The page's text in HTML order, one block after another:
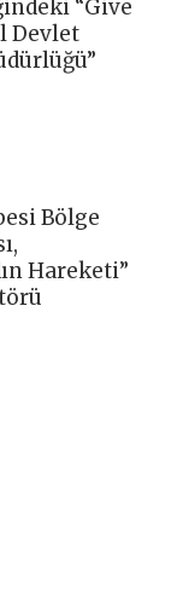
“Give
Devlet
Bölge
Hareketi”